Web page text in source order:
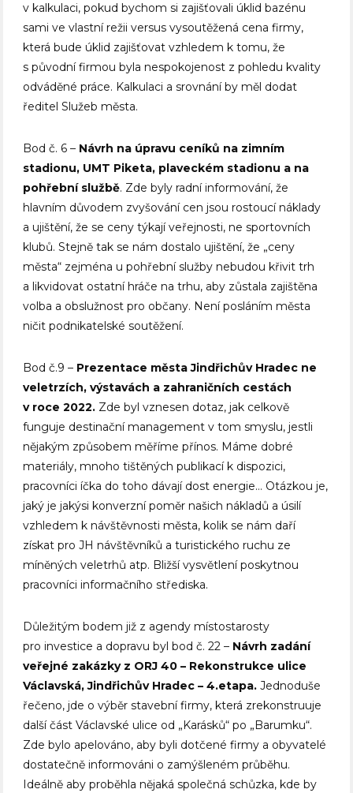
v kalkulaci, pokud bychom si zajišťovali úklid bazénu
sami ve vlastní režii versus vysoutěžená cena firmy,
která bude úklid zajišťovat vzhledem k tomu, že
s původní firmou byla nespokojenost z pohledu kvality
odváděné práce. Kalkulaci a srovnání by měl dodat
ředitel Služeb města.
Bod č. 6 – Návrh na úpravu ceníků na zimním
stadionu, UMT Piketa, plaveckém stadionu a na
pohřební službě. Zde byly radní informování, že
hlavním důvodem zvyšování cen jsou rostoucí náklady
a ujištění, že se ceny týkají veřejnosti, ne sportovních
klubů. Stejně tak se nám dostalo ujištění, že „ceny
města“ zejména u pohřební služby nebudou křivit trh
a likvidovat ostatní hráče na trhu, aby zůstala zajištěna
volba a obslužnost pro občany. Není posláním města
ničit podnikatelské soutěžení.
Bod č.9 – Prezentace města Jindřichův Hradec ne
veletrzích, výstavách a zahraničních cestách
v roce 2022. Zde byl vznesen dotaz, jak celkově
funguje destinační management v tom smyslu, jestli
nějakým způsobem měříme přínos. Máme dobré
materiály, mnoho tištěných publikací k dispozici,
pracovníci íčka do toho dávají dost energie… Otázkou je,
jaký je jakýsi konverzní poměr našich nákladů a úsilí
vzhledem k návštěvnosti města, kolik se nám daří
získat pro JH návštěvníků a turistického ruchu ze
míněných veletrhů atp. Bližší vysvětlení poskytnou
pracovníci informačního střediska.
Důležitým bodem již z agendy místostarosty
pro investice a dopravu byl bod č. 22 – Návrh zadání
veřejné zakázky z ORJ 40 – Rekonstrukce ulice
Václavská, Jindřichův Hradec – 4.etapa. Jednoduše
řečeno, jde o výběr stavební firmy, která zrekonstruuje
další část Václavské ulice od „Karásků“ po „Barumku“.
Zde bylo apelováno, aby byli dotčené firmy a obyvatelé
dostatečně informováni o zamýšleném průběhu.
Ideálně aby proběhla nějaká společná schůzka, kde by